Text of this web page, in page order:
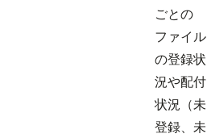
ごとの
ファイル
の登録状
況や配付
状況（未
登録、未